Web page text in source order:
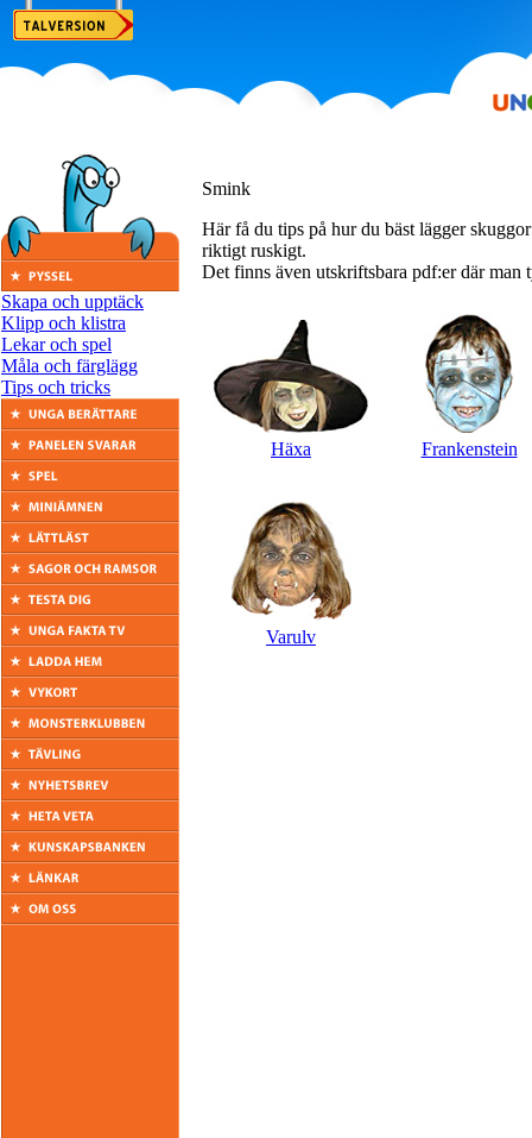
Skapa och upptäck
Klipp och klistra
Lekar och spel
Måla och färglägg
Tips och tricks
Smink
Här få du tips på hur du bäst lägger
riktigt ruskigt.
Det finns även utskriftsbara pdf:er där man
Häxa Frankenstein
Varulv